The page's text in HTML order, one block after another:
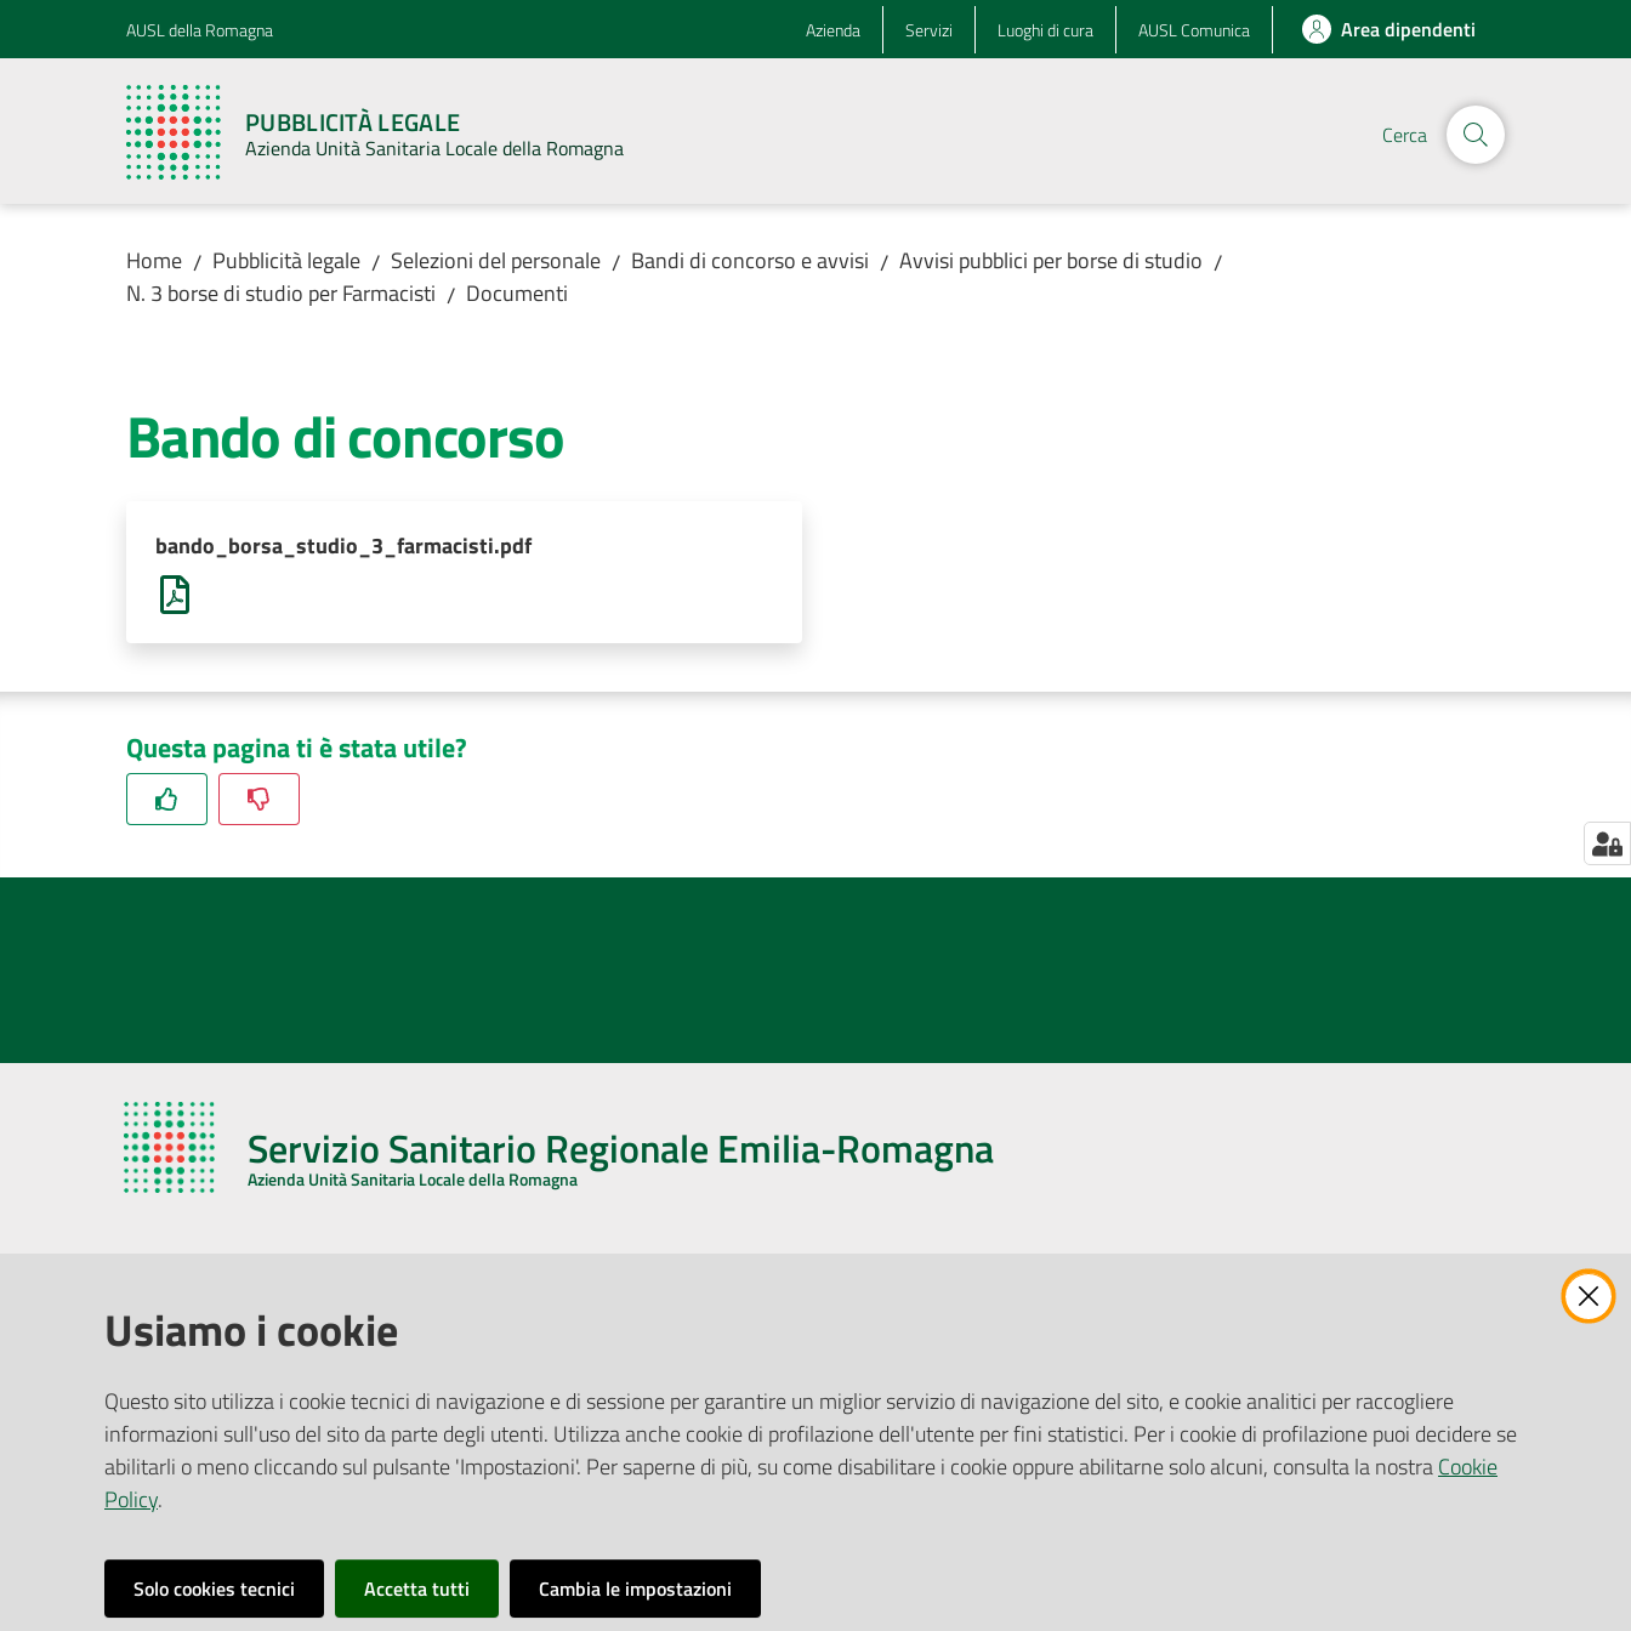
Vai al contenuto
Vai alla navigazioneAUSL della Romagna Azienda Servizi Luoghi di cura AUSL Comunica Area dipendenti
PUBBLICITÀ LEGALE
Azienda Unità Sanitaria Locale della Romagna Cerca
Home / Pubblicità legale / Selezioni del personale / Bandi di concorso e avvisi / Avvisi pubblici per borse di studio /
N. 3 borse di studio per Farmacisti / Documenti
Bando di concorso
bando_borsa_studio_3_farmacisti.pdf
Questa pagina ti è stata utile?
Servizio Sanitario Regionale Emilia-Romagna
Azienda Unità Sanitaria Locale della Romagna
Via De Gasperi, 8 - 48121 Ravenna (RA)
CF/P.IVA:02483810392
PEC:
azienda@pec.auslromagna.it
Ufficio Relazioni con il Pubblico
Riferimenti per la Stampa
Pubblicità legale
Albo Pretorio
Privacy Policy
Attuazione Misure PNRR
Gare e Appalti
Richiesta Patrocinio
Usiamo i cookie
Questo sito utilizza i cookie tecnici di navigazione e di sessione per garantire un miglior servizio di navigazione del sito, e cookie analitici per raccogliere
informazioni sull'uso del sito da parte degli utenti. Utilizza anche cookie di profilazione dell'utente per fini statistici. Per i cookie di profilazione puoi decidere se
abilitarli o meno cliccando sul pulsante 'Impostazioni'. Per saperne di più, su come disabilitare i cookie oppure abilitarne solo alcuni, consulta la nostraCookie
Policy.
Solo cookies tecnici Accetta tutti Cambia le impostazioni